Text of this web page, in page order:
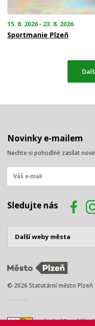
15. 8. 2026 - 23. 8. 2026
Sportmanie Plzeň
Novinky e-mailem
Nechte si pohodlně zasílat
Sledujte nás
© 2026 Statutární město Plzeň
náměstí Republiky 1